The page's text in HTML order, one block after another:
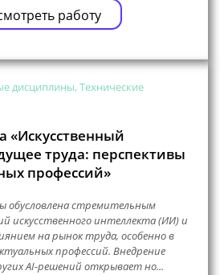
работу
дисциплины, Технические
«Искусственный
труда: перспективы
профессий»
обусловлена стремительным
искусственного интеллекта (ИИ) и
на рынок труда, особенно в
профессий. Внедрение
AI-решений открывает но...